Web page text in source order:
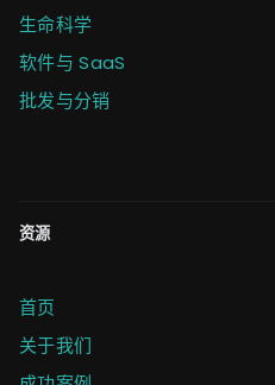
生命科学
软件与 SaaS
批发与分销
资源
首页
关于我们